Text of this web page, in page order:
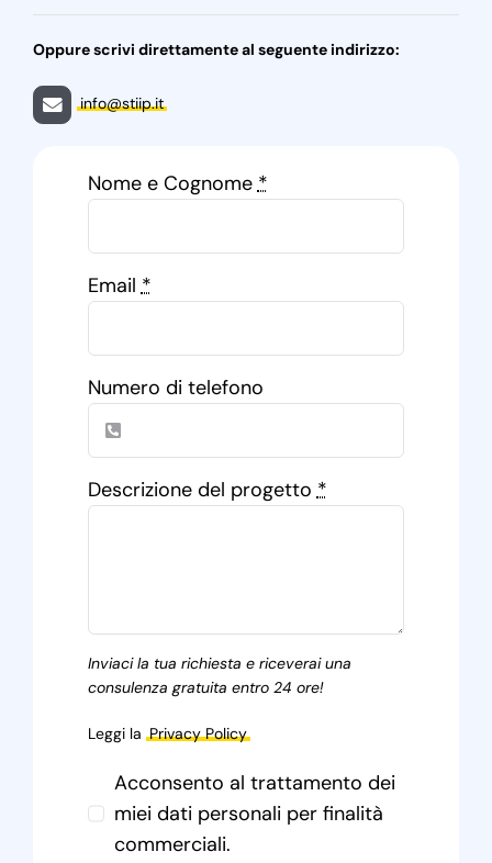
Oppure scrivi direttamente al seguente indirizzo:
info@stiip.it
Nome e Cognome*
Email*
Numero di telefono
Descrizione del progetto*
Inviaci la tua richiesta e riceverai una
consulenza gratuita entro 24 ore!
Leggi la Privacy Policy
Acconsento al trattamento dei
miei dati personali per finalità
commerciali.